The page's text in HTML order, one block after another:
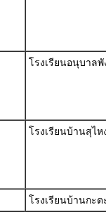
โรงเรียนอนุบาล
โรงเรียนบ้านสุไ
โรงเรียนบ้านกะ